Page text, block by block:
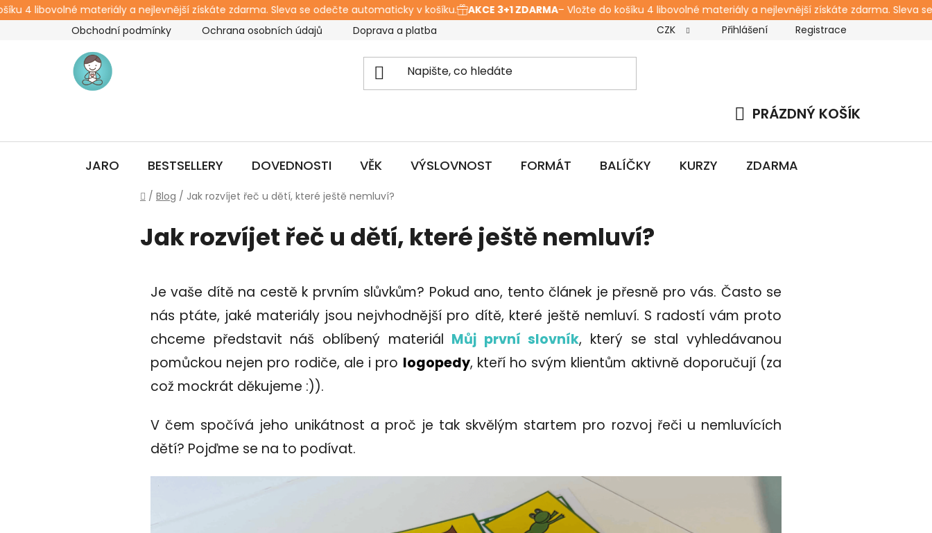
4 libovolné materiály a nejlevnější získáte zdarma. Sleva se odečte automaticky v košíku. AKCE 3+1 ZDARMA– Vložte do košíku 4 libovolné materiály a nejlevnější získáte zdarma. Sleva se
Obchodní podmínky Ochrana osobních údajů Doprava a platba Kontakt Blog Workshopy pro rodiče
CZK Přihlášení Registrace
KOŠÍK
PRÁZDNÝ KOŠÍK
JARO BESTSELLERY DOVEDNOSTI VĚK VÝSLOVNOST FORMÁT BALÍČKY KURZY ZDARMA
Domů
/ Blog / Jak rozvíjet řeč u dětí, které ještě nemluví?
Jak rozvíjet řeč u dětí, které ještě nemluví?
Je vaše dítě na cestě k prvním slůvkům? Pokud ano, tento článek je přesně pro vás. Často se
nás ptáte, jaké materiály jsou nejvhodnější pro dítě, které ještě nemluví. S radostí vám proto
chceme představit náš oblíbený materiál Můj první slovník, který se stal vyhledávanou
pomůckou nejen pro rodiče, ale i pro logopedy, kteří ho svým klientům aktivně doporučují (za
což mockrát děkujeme :)).
V čem spočívá jeho unikátnost a proč je tak skvělým startem pro rozvoj řeči u nemluvících
dětí? Pojďme se na to podívat.